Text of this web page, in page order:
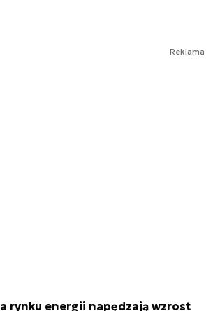
Reklama
rynku energii napędzają wzrost